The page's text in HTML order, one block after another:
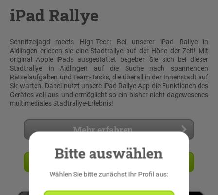
iPad Rallye
Schnitzeljagd meets High-Tech: Bei unserer iPad Rallye in
Aidlingen erleben sie eine Stadtrallye auf der Höhe der Zeit! Mit
original Apple iPads ausgestattet begeben Sie sich bei dieser
Stadtrallye in Aidlingen auf die Suche nach spannenden
Rätselaufgaben und Team-Tasks, die überall in der Innenstadt auf
Sie warten. Dabei nutzt unsere iPad Rallye App die Funktionen des
Gerätes voll aus und ermöglicht so ein bisher nicht dagewesenes
multimediales Stadtrallye-Erlebnis!
Mehr erfahren
Angebot anfordern
Bitte auswählen
Wählen Sie bitte zunächst Ihr Profil aus: